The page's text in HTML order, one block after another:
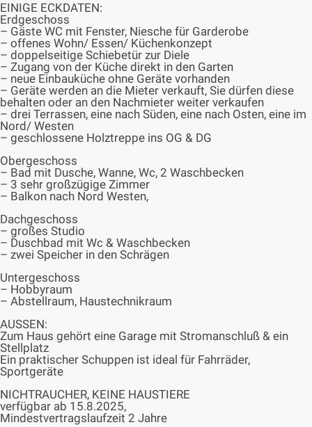
EINIGE ECKDATEN:
Erdgeschoss
– Gäste WC mit Fenster, Niesche für Garderobe
– offenes Wohn/ Essen/ Küchenkonzept
– doppelseitige Schiebetür zur Diele
– Zugang von der Küche direkt in den Garten
– neue Einbauküche ohne Geräte vorhanden
– Geräte werden an die Mieter verkauft, Sie dürfen diese
behalten oder an den Nachmieter weiter verkaufen
– drei Terrassen, eine nach Süden, eine nach Osten, eine im
Nord/ Westen
– geschlossene Holztreppe ins OG & DG
Obergeschoss
– Bad mit Dusche, Wanne, Wc, 2 Waschbecken
– 3 sehr großzügige Zimmer
– Balkon nach Nord Westen,
Dachgeschoss
– großes Studio
– Duschbad mit Wc & Waschbecken
– zwei Speicher in den Schrägen
Untergeschoss
– Hobbyraum
– Abstellraum, Haustechnikraum
AUSSEN:
Zum Haus gehört eine Garage mit Stromanschluß & ein
Stellplatz
Ein praktischer Schuppen ist ideal für Fahrräder,
Sportgeräte
NICHTRAUCHER, KEINE HAUSTIERE
verfügbar ab 15.8.2025,
Mindestvertragslaufzeit 2 Jahre